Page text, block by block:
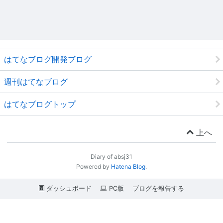
はてなブログ開発ブログ
週刊はてなブログ
はてなブログトップ
上へ
Diary of absj31
Powered by Hatena Blog.
ダッシュボード PC版 ブログを報告する